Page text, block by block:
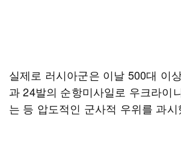
실제로 러시아군은 이날 500대 이
과 24발의 순항미사일로 우크라이
는 등 압도적인 군사적 우위를 과시